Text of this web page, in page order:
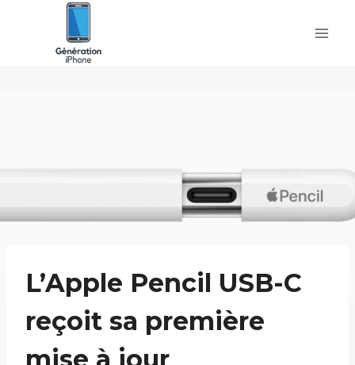
L’Apple Pencil USB-C
reçoit sa première
mise à jour